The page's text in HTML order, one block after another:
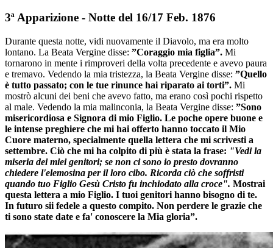
3ª Apparizione - Notte del 16/17 Feb. 1876
Durante questa notte, vidi nuovamente il Diavolo, ma era molto
lontano. La Beata Vergine disse: ”Coraggio mia figlia”. Mi
tornarono in mente i rimproveri della volta precedente e avevo paura
e tremavo. Vedendo la mia tristezza, la Beata Vergine disse: ”Quello
è tutto passato; con le tue rinunce hai riparato ai torti”. Mi
mostrò alcuni dei beni che avevo fatto, ma erano così pochi rispetto
al male. Vedendo la mia malinconia, la Beata Vergine disse: ”Sono
misericordiosa e Signora di mio Figlio. Le poche opere buone e
le intense preghiere che mi hai offerto hanno toccato il Mio
Cuore materno, specialmente quella lettera che mi scrivesti a
settembre. Ciò che mi ha colpito di più è stata la frase: "Vedi la
miseria dei miei genitori; se non ci sono io presto dovranno
chiedere l'elemosina per il loro cibo. Ricorda ciò che soffristi
quando tuo Figlio Gesù Cristo fu inchiodato alla croce". Mostrai
questa lettera a mio Figlio. I tuoi genitori hanno bisogno di te.
In futuro sii fedele a questo compito. Non perdere le grazie che
ti sono state date e fa' conoscere la Mia gloria”.